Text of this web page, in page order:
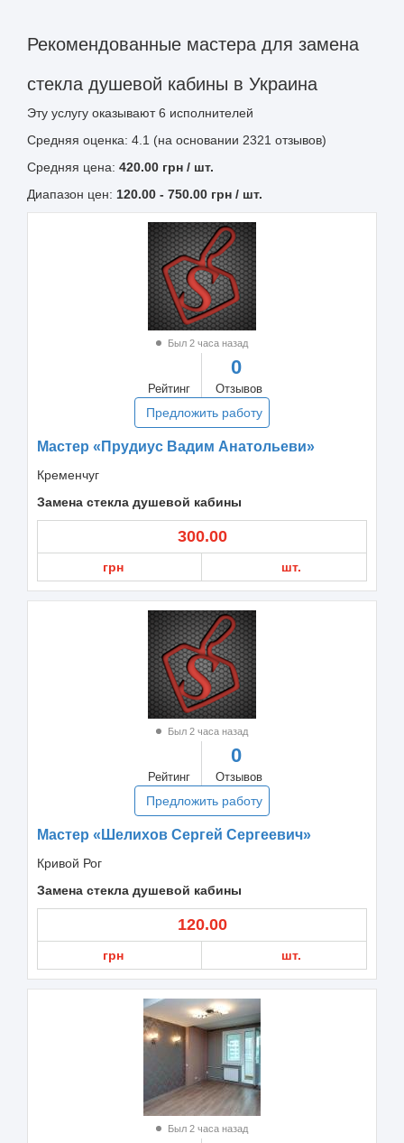
Рекомендованные мастера для замена
стекла душевой кабины в Украина
Эту услугу оказывают6 исполнителей
Средняя оценка: 4.1 (на основании 2321 отзывов)
Средняя цена: 420.00 грн / шт.
Диапазон цен: 120.00 - 750.00 грн / шт.
Был 2 часа назад
Рейтинг
0
Отзывов
Предложить работу
Мастер «Прудиус Вадим Анатольеви»
Кременчуг
Замена стекла душевой кабины
300.00
грн шт.
Был 2 часа назад
Рейтинг
0
Отзывов
Предложить работу
Мастер «Шелихов Сергей Сергеевич»
Кривой Рог
Замена стекла душевой кабины
120.00
грн шт.
Был 2 часа назад